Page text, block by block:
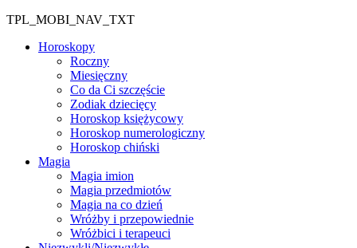
TPL_MOBI_NAV_TXT
Horoskopy
Roczny
Miesięczny
Co da Ci szczęście
Zodiak dziecięcy
Horoskop księżycowy
Horoskop numerologiczny
Horoskop chiński
Magia
Magia imion
Magia przedmiotów
Magia na co dzień
Wróżby i przepowiednie
Wróżbici i terapeuci